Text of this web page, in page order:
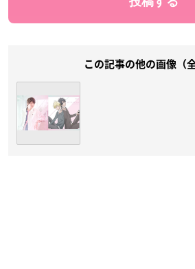
この記事の他の画像（